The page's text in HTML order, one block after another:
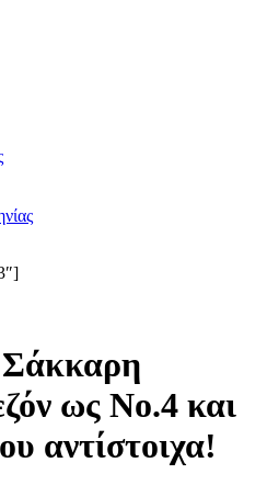
Σάκκαρη
ως Νο.4 και
αντίστοιχα!